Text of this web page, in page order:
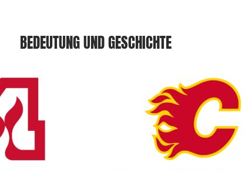
BEDEUTUNG UND GESCHICHTE